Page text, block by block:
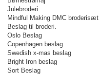
Julebroderi
Mindful Making DMC broderisæt
Beslag til broderi.
Oslo Beslag
Copenhagen beslag
Swedish x-mas beslag
Bright Iron beslag
Sort Beslag